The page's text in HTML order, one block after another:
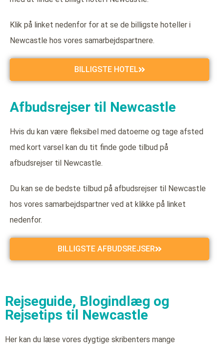
Klik på linket nedenfor for at se de billigste hoteller i
Newcastle hos vores samarbejdspartnere.
BILLIGSTE HOTEL
Afbudsrejser til Newcastle
Hvis du kan være fleksibel med datoerne og tage afsted
med kort varsel kan du tit finde gode tilbud på
afbudsrejser til Newcastle.
Du kan se de bedste tilbud på afbudsrejser til Newcastle
hos vores samarbejdspartner ved at klikke på linket
nedenfor.
BILLIGSTE AFBUDSREJSER
Rejseguide, Blogindlæg og
Rejsetips til Newcastle
Her kan du læse vores dygtige skribenters mange